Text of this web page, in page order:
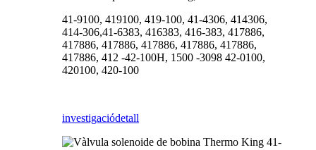
41-9100, 419100, 419-100, 41-4306, 414306,
414-306,41-6383, 416383, 416-383, 417886,
417886, 417886, 417886, 417886, 417886,
417886, 412 -42-100H, 1500 -3098 42-0100,
420100, 420-100
investigaciódetall